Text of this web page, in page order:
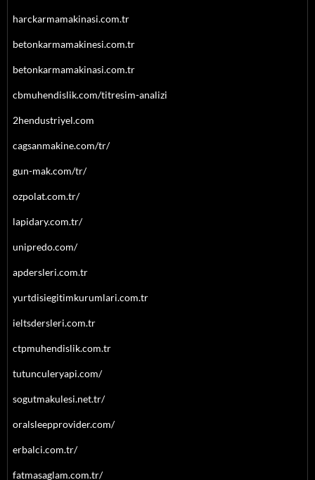
harckarmamakinasi.com.tr
betonkarmamakinesi.com.tr
betonkarmamakinasi.com.tr
cbmuhendislik.com/titresim-analizi
2hendustriyel.com
cagsanmakine.com/tr/
gun-mak.com/tr/
ozpolat.com.tr/
lapidary.com.tr/
unipredo.com/
apdersleri.com.tr
yurtdisiegitimkurumlari.com.tr
ieltsdersleri.com.tr
ctpmuhendislik.com.tr
tutunculeryapi.com/
sogutmakulesi.net.tr/
oralsleepprovider.com/
erbalci.com.tr/
fatmasaglam.com.tr/